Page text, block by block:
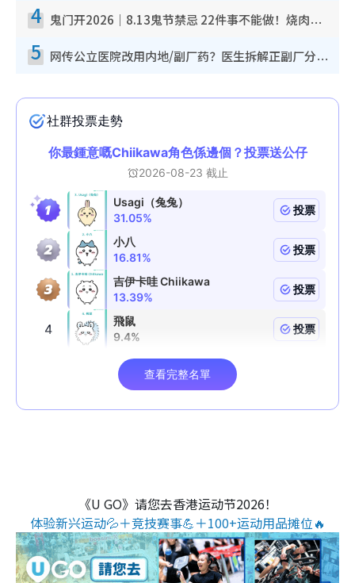
4 鬼门开2026｜8.13鬼节禁忌 22件事不能做！烧肉、刺身要少食？半夜勿吹口哨/打给个电话
5 网传公立医院改用内地/副厂药？医生拆解正副厂分别，揭4类人换药随时出事
《U GO》请您去香港运动节2026！
体验新兴运动💦＋竞技赛事💪＋100+运动用品摊位🔥